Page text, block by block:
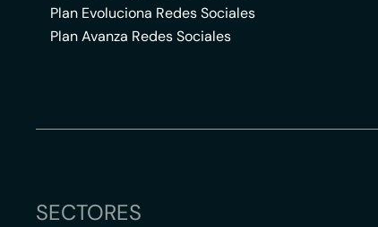
Plan Evoluciona Redes Sociales
Plan Avanza Redes Sociales
SECTORES